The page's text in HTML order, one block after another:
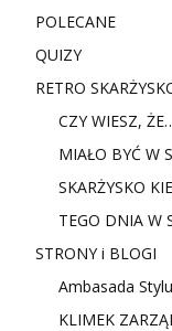
POLECANE
QUIZY
RETRO
CZY WIESZ,
MIAŁO BYĆ W
SKARŻYSKO
TEGO DNIA W
STRONY i BLOGI
Ambasada
KLIMEK